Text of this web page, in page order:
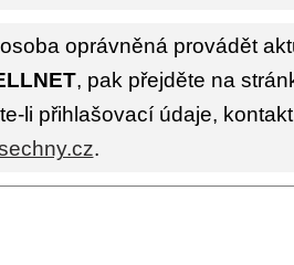
oprávněná provádět
, pak přejděte na
li přihlašovací údaje,
.